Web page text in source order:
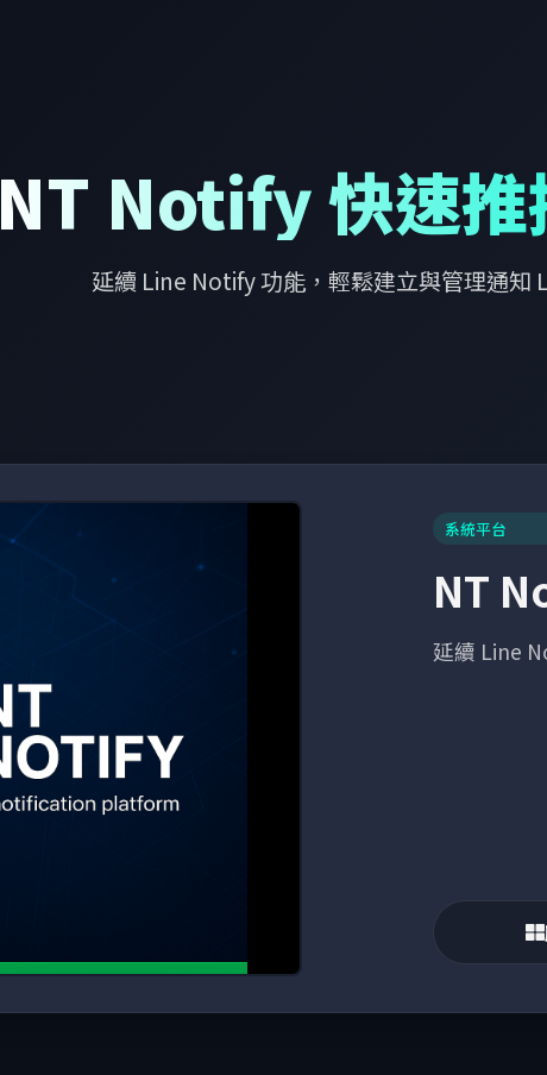
NT Notify 快速推
延續 Line Notify 功能，輕鬆建立與管理通知
系統平台
NT
延續 Line